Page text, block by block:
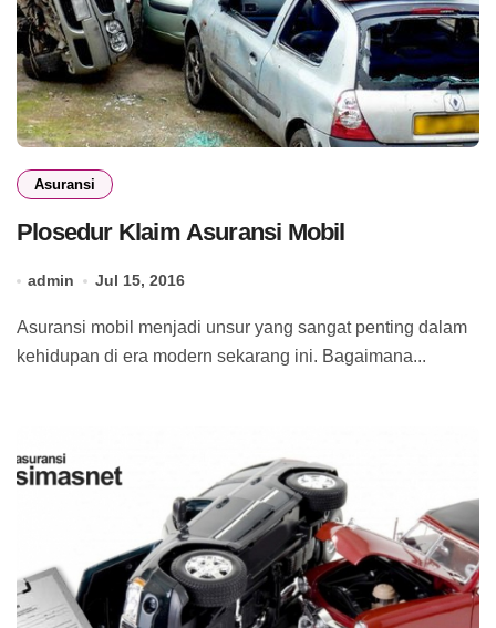
Asuransi
Plosedur Klaim Asuransi Mobil
admin Jul 15, 2016
Asuransi mobil menjadi unsur yang sangat penting dalam
kehidupan di era modern sekarang ini. Bagaimana...